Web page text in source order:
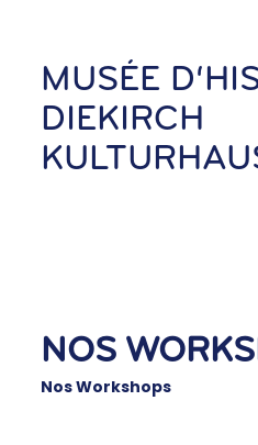
MUSÉE
DIEKIRCH
NOS
Nos Workshops